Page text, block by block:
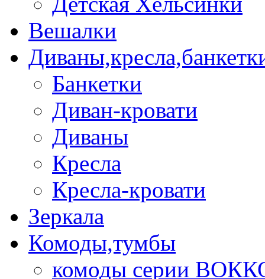
Вешалки
Банкетки
Диван-кровати
Диваны
Кресла
Кресла-кровати
Зеркала
Комоды,тумбы
комоды серии